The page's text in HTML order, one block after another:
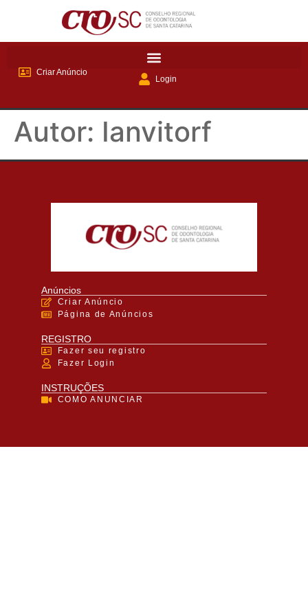
Criar Anúncio
Login
Autor: Ianvitorf
Anúncios
Criar Anúncio
Página de Anúncios
REGISTRO
Fazer seu registro
Fazer Login
INSTRUÇÕES
COMO ANUNCIAR